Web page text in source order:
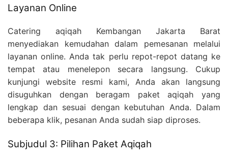
Layanan Online
Catering aqiqah Kembangan Jakarta Barat
menyediakan kemudahan dalam pemesanan melalui
layanan online. Anda tak perlu repot-repot datang ke
tempat atau menelepon secara langsung. Cukup
kunjungi website resmi kami, Anda akan langsung
disuguhkan dengan beragam paket aqiqah yang
lengkap dan sesuai dengan kebutuhan Anda. Dalam
beberapa klik, pesanan Anda sudah siap diproses.
Subjudul 3: Pilihan Paket Aqiqah